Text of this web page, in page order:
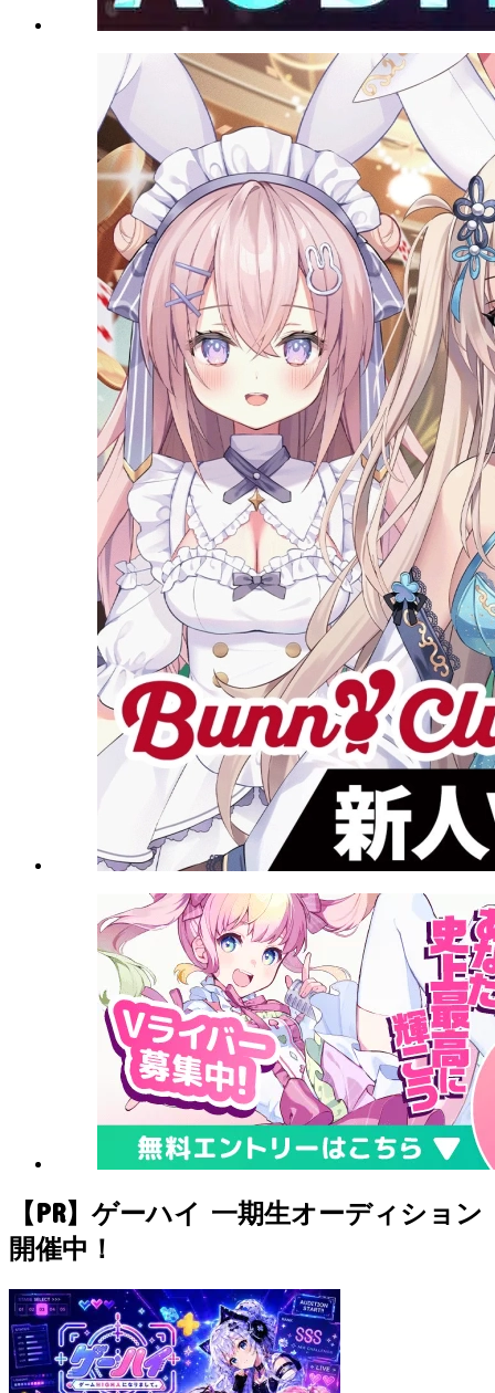
【PR】ゲーハイ 一期生オーディション
開催中！